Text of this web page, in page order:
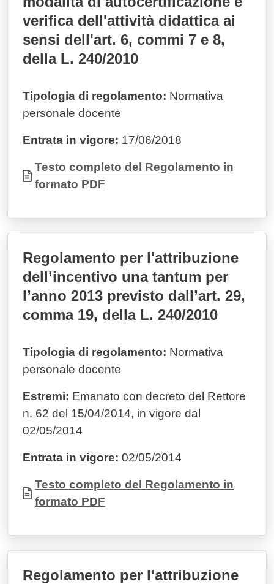
verifica dell'attività didattica ai
sensi dell'art. 6, commi 7 e 8,
della L. 240/2010
Tipologia di regolamento: Normativa
personale docente
Entrata in vigore: 17/06/2018
Documento
Testo completo del Regolamento in
formato PDF
Regolamento per l'attribuzione
dell’incentivo una tantum per
l’anno 2013 previsto dall’art. 29,
comma 19, della L. 240/2010
Tipologia di regolamento: Normativa
personale docente
Estremi: Emanato con decreto del Rettore
n. 62 del 15/04/2014, in vigore dal
02/05/2014
Entrata in vigore: 02/05/2014
Documento
Testo completo del Regolamento in
formato PDF
Regolamento per l'attribuzione